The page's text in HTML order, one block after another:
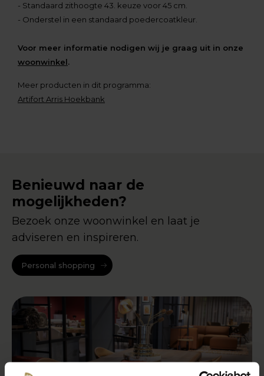
- Standaard zithoogte 43. keuze voor 45 cm.
- Onderstel in een standaard poedercoatkleur.
Voor meer informatie nodigen wij je graag uit in onze
woonwinkel.
Meer producten in dit programma:
Artifort Arris Hoekbank
Benieuwd naar de
mogelijkheden?
Bezoek onze woonwinkel en laat je
adviseren en inspireren.
Personal shopping